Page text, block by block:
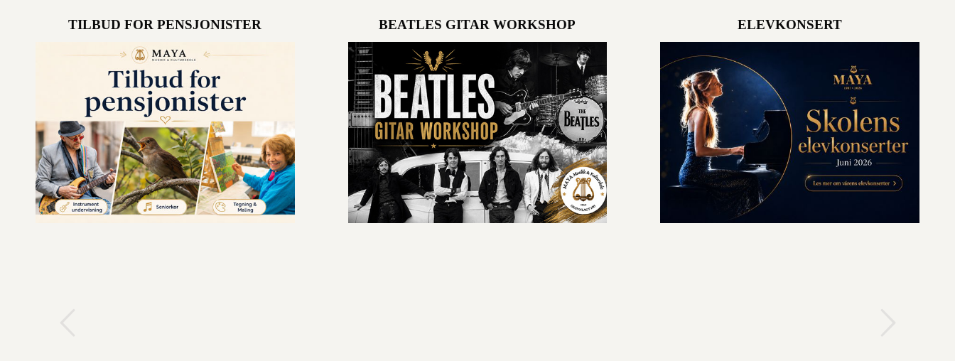
TILBUD FOR PENSJONISTER BEATLES GITAR WORKSHOP ELEVKONSERT